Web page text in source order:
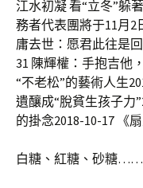
江水初凝 看“立冬”躲
務者代表團將于11月2
庸去世：愿君此往是
31 陳輝權：手抱吉他
“不老松”的藝術人生
遺釀成“脫貧生孩子力
的掛念2018-10-17 《
白糖、紅糖、砂糖……